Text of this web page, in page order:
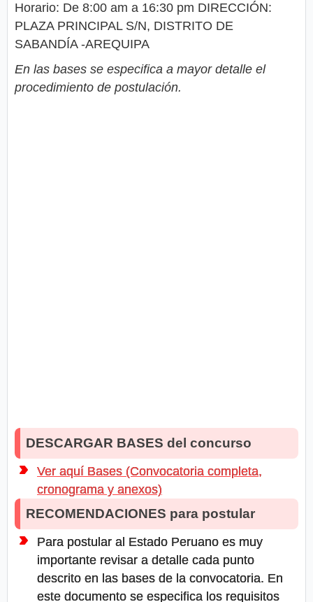
Horario: De 8:00 am a 16:30 pm DIRECCIÓN:
PLAZA PRINCIPAL S/N, DISTRITO DE
SABANDÍA -AREQUIPA
En las bases se especifica a mayor detalle el
procedimiento de postulación.
DESCARGAR BASES del concurso
Ver aquí Bases (Convocatoria completa,
cronograma y anexos)
RECOMENDACIONES para postular
Para postular al Estado Peruano es muy
importante revisar a detalle cada punto
descrito en las bases de la convocatoria. En
este documento se especifica los requisitos